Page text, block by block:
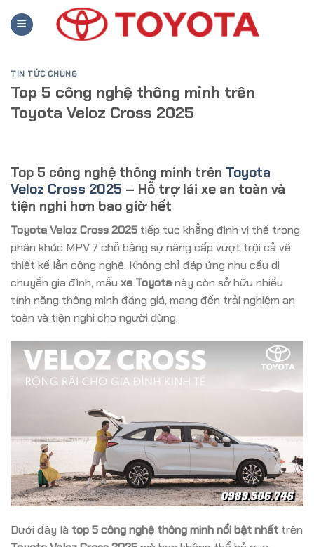
TIN TỨC CHUNG
Top 5 công nghệ thông minh trên
Toyota Veloz Cross 2025
Top 5 công nghệ thông minh trên Toyota
Veloz Cross 2025 – Hỗ trợ lái xe an toàn và
tiện nghi hơn bao giờ hết
Toyota Veloz Cross 2025 tiếp tục khẳng định vị thế trong
phân khúc MPV 7 chỗ bằng sự nâng cấp vượt trội cả về
thiết kế lẫn công nghệ. Không chỉ đáp ứng nhu cầu di
chuyển gia đình, mẫu xe Toyotanày còn sở hữu nhiều
tính năng thông minh đáng giá, mang đến trải nghiệm an
toàn và tiện nghi cho người dùng.
Dưới đây là top 5 công nghệ thông minh nổi bật nhất trên